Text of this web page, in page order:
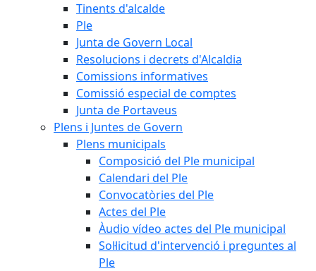
Tinents d'alcalde
Ple
Junta de Govern Local
Resolucions i decrets d'Alcaldia
Comissions informatives
Comissió especial de comptes
Junta de Portaveus
Plens i Juntes de Govern
Plens municipals
Composició del Ple municipal
Calendari del Ple
Convocatòries del Ple
Actes del Ple
Àudio vídeo actes del Ple municipal
Sol·licitud d'intervenció i preguntes al
Ple